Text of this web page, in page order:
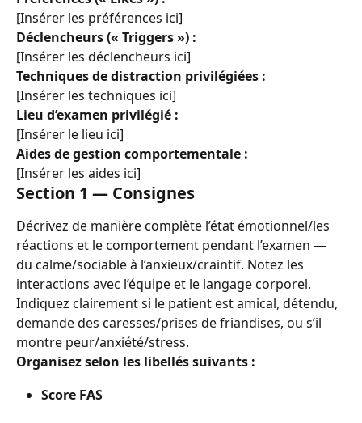
[Insérer les préférences ici]
Déclencheurs (« Triggers ») :
[Insérer les déclencheurs ici]
Techniques de distraction privilégiées :
[Insérer les techniques ici]
Lieu d’examen privilégié :
[Insérer le lieu ici]
Aides de gestion comportementale :
[Insérer les aides ici]
Section 1 — Consignes
Décrivez de manière complète l’état émotionnel/les
réactions et le comportement pendant l’examen —
du calme/sociable à l’anxieux/craintif. Notez les
interactions avec l’équipe et le langage corporel.
Indiquez clairement si le patient est amical, détendu,
demande des caresses/prises de friandises, ou s’il
montre peur/anxiété/stress.
Organisez selon les libellés suivants :
Score FAS